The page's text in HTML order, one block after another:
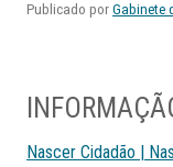
Publicado porGabinete
Nascer Cidadão |